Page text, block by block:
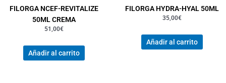
FILORGA NCEF-REVITALIZE
50ML CREMA
51,00€
Añadir al carrito
FILORGA HYDRA-HYAL 50ML
35,00€
Añadir al carrito